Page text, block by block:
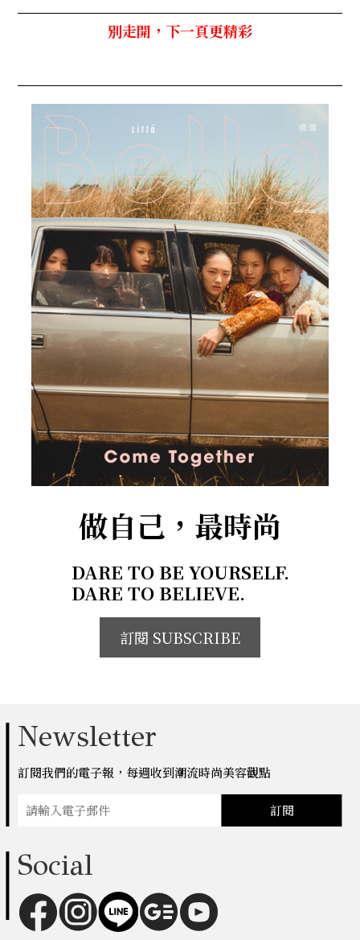
別走開，下一頁更精彩
做自己，最時尚
DARE TO BE YOURSELF.
DARE TO BELIEVE.
訂閱 SUBSCRIBE
Newsletter
訂閱我們的電子報，每週收到潮流時尚美容觀點
訂閱
Social